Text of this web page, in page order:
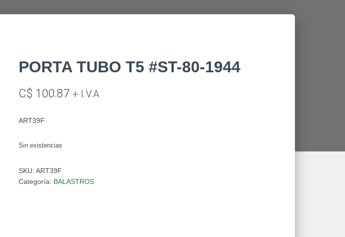
PORTA TUBO T5 #ST-80-1944
C$ 100.87 + I.V.A
ART39F
Sin existencias
SKU: ART39F
Categoría: BALASTROS